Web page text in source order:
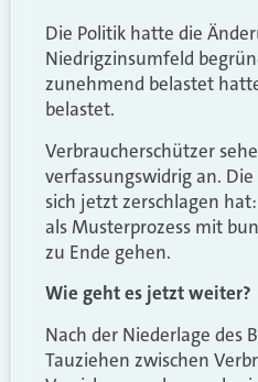
Die Politik hatte die
Niedrigzinsumfeld
zunehmend belastet
belastet.
Verbraucherschützer
verfassungswidrig an.
sich jetzt zerschlagen
als Musterprozess mit
zu Ende gehen.
Wie geht es jetzt weiter?
Nach der Niederlage des
Tauziehen zwischen